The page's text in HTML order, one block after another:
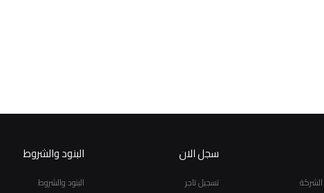
سجل الان
تسجيل تاجر
البنود والشروط
البنود والشروط